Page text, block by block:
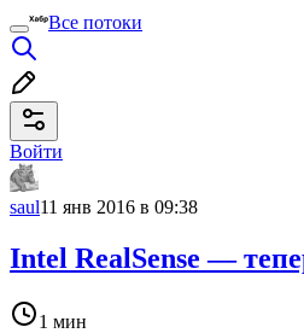
Все потоки
Войти
saul11 янв 2016 в 09:38
Intel RealSense —
1 мин